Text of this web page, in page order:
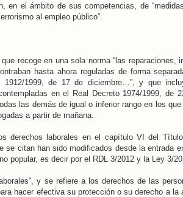
en el ámbito de sus competencias, de
al empleo público”.
recoge en una sola norma “las reparaciones,
hasta ahora reguladas de forma
1999, de 17 de diciembre…”, y que
en el Real Decreto 1974/1999, de
las demás de igual o inferior rango en los
a partir de mañana.
derechos laborales en el capítulo VI del
se citan han sido modificados desde la entrada
popular, es decir por el RDL 3/2012 y la Ley 3/
y se refiere a los derechos de las
hacer efectiva su protección o su derecho a la